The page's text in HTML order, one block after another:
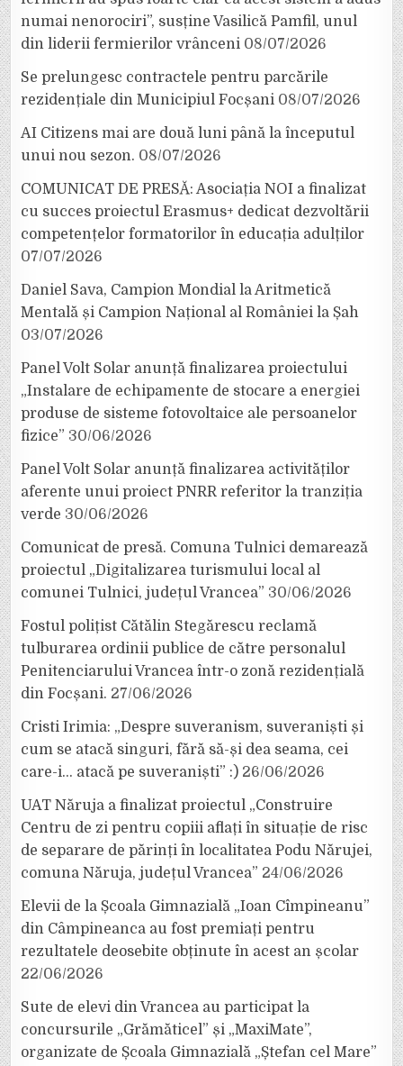
numai nenorociri”, susține Vasilică Pamfil, unul
din liderii fermierilor vrânceni 08/07/2026
Se prelungesc contractele pentru parcările
rezidențiale din Municipiul Focșani 08/07/2026
AI Citizens mai are două luni până la începutul
unui nou sezon. 08/07/2026
COMUNICAT DE PRESĂ: Asociația NOI a finalizat
cu succes proiectul Erasmus+ dedicat dezvoltării
competențelor formatorilor în educația adulților
07/07/2026
Daniel Sava, Campion Mondial la Aritmetică
Mentală și Campion Național al României la Șah
03/07/2026
Panel Volt Solar anunță finalizarea proiectului
„Instalare de echipamente de stocare a energiei
produse de sisteme fotovoltaice ale persoanelor
fizice” 30/06/2026
Panel Volt Solar anunță finalizarea activităților
aferente unui proiect PNRR referitor la tranziția
verde 30/06/2026
Comunicat de presă. Comuna Tulnici demarează
proiectul „Digitalizarea turismului local al
comunei Tulnici, județul Vrancea” 30/06/2026
Fostul polițist Cătălin Stegărescu reclamă
tulburarea ordinii publice de către personalul
Penitenciarului Vrancea într-o zonă rezidențială
din Focșani. 27/06/2026
Cristi Irimia: „Despre suveranism, suveraniști și
cum se atacă singuri, fără să-și dea seama, cei
care-i… atacă pe suveraniști” :) 26/06/2026
UAT Năruja a finalizat proiectul „Construire
Centru de zi pentru copiii aflați în situație de risc
de separare de părinți în localitatea Podu Nărujei,
comuna Năruja, județul Vrancea” 24/06/2026
Elevii de la Școala Gimnazială „Ioan Cîmpineanu”
din Câmpineanca au fost premiați pentru
rezultatele deosebite obținute în acest an școlar
22/06/2026
Sute de elevi din Vrancea au participat la
concursurile „Grămăticel” și „MaxiMate”,
organizate de Școala Gimnazială „Ștefan cel Mare”